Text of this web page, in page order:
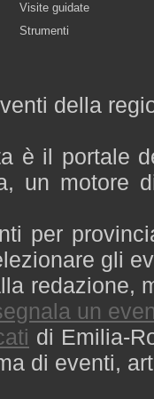
Visite guidate
Strumenti
della
è il portale
un motore
per
gli
redazione,
un
di Emilia-
di eventi,